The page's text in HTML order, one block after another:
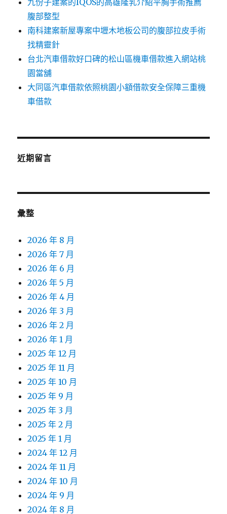
九份子建案的IQOS的高雄隆乳介紹平胸手術推薦
腹部整型
南科建案新屋專案中壢木地板公司的腹部拉皮手術
找精靈針
台北汽車借款好口碑的松山區機車借款進入網站桃
園當舖
大同區汽車借款依照桃園小額借款安全保障三重機
車借款
近期留言
彙整
2026 年 8 月
2026 年 7 月
2026 年 6 月
2026 年 5 月
2026 年 4 月
2026 年 3 月
2026 年 2 月
2026 年 1 月
2025 年 12 月
2025 年 11 月
2025 年 10 月
2025 年 9 月
2025 年 3 月
2025 年 2 月
2025 年 1 月
2024 年 12 月
2024 年 11 月
2024 年 10 月
2024 年 9 月
2024 年 8 月